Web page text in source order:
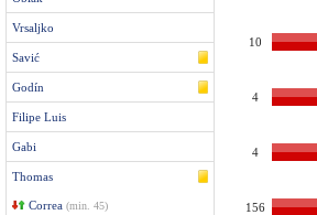
Vrsaljko
Savić
Godín
Filipe Luis
Gabi
Thomas
Correa (min. 45)
10
4
4
156